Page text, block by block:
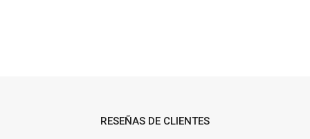
RESEÑAS DE CLIENTES